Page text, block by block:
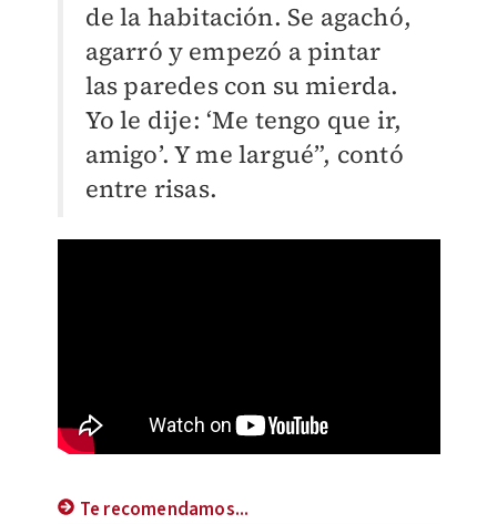
de la habitación. Se agachó,
agarró y empezó a pintar
las paredes con su mierda.
Yo le dije: ‘Me tengo que ir,
amigo’. Y me largué”, contó
entre risas.
Te recomendamos...